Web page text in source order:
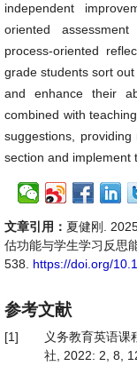
independent
oriented
process-oriented
grade students sort
and enhance their
combined with
suggestions,
section and implement
文章引用： 夏健刚.
估功能与学生学习反思
538. https://doi.org/
参考文献
[1]
义务教育英语
社, 2022: 2, 8,